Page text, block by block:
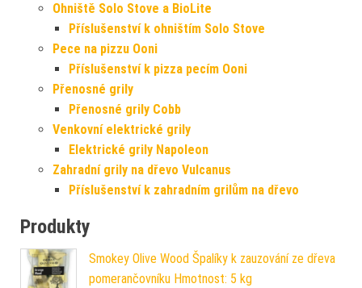
Ohniště Solo Stove a BioLite
Příslušenství k ohništím Solo Stove
Pece na pizzu Ooni
Příslušenství k pizza pecím Ooni
Přenosné grily
Přenosné grily Cobb
Venkovní elektrické grily
Elektrické grily Napoleon
Zahradní grily na dřevo Vulcanus
Příslušenství k zahradním grilům na dřevo
Produkty
Smokey Olive Wood Špalíky k zauzování ze dřeva
pomerančovníku Hmotnost: 5 kg